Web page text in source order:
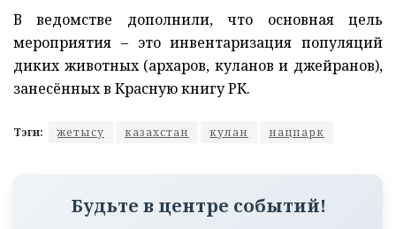
В ведомстве дополнили, что основная цель
мероприятия – это инвентаризация популяций
диких животных (архаров, куланов и джейранов),
занесённых в Красную книгу РК.
Тэги: жетысу казахстан кулан нацпарк
Будьте в центре событий!